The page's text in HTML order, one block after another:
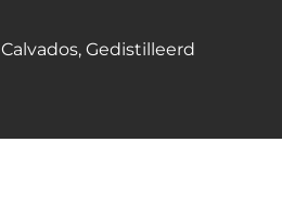
Calvados, Gedistilleerd